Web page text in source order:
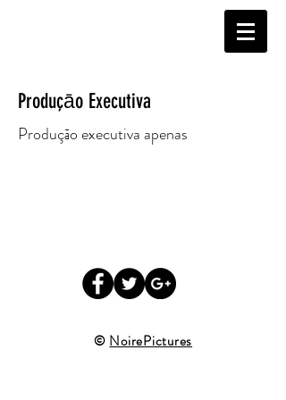
Produçāo Executiva
Produçāo executiva apenas
© NoirePictures